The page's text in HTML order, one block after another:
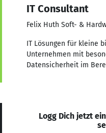
IT Consultant
Felix Huth Soft- &
IT Lösungen für kleine
Unternehmen mit
Datensicherheit im
Logg Dich jetzt